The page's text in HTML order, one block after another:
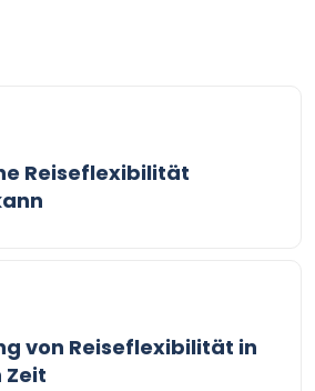
Reiseflexibilität
von Reiseflexibilität in
Zeit